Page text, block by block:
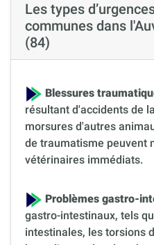
Les types
communes dans
(84)
Blessures
résultant d'accidents de
morsures d'autres
de traumatisme peuvent
vétérinaires immédiats.
Problèmes gastro-
gastro-intestinaux, tels
intestinales, les torsions